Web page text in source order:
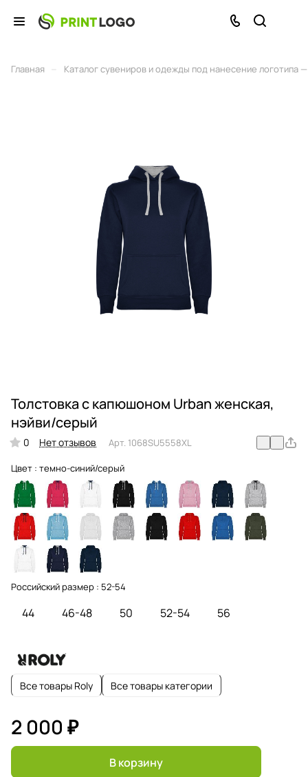
Главная Каталог сувениров и одежды под нанесение логотипа
Толстовка с капюшоном Urban женская,
нэйви/серый
0 Нет отзывов Арт. 1068SU5558XL
Цвет : темно-синий/серый
Российский размер : 52-54
44 46-48 50 52-54 56
Все товары Roly Все товары категории
2 000 ₽
В корзину